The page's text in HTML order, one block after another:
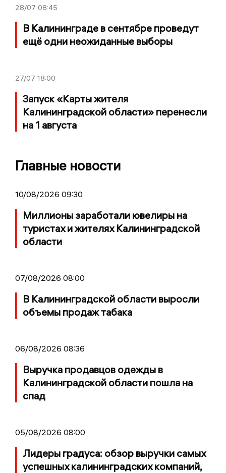
28/07 08:45
В Калининграде в сентябре проведут
ещё одни неожиданные выборы
27/07 18:00
Запуск «Карты жителя
Калининградской области» перенесли
на 1 августа
Главные новости
10/08/2026 09:30
Миллионы заработали ювелиры на
туристах и жителях Калининградской
области
07/08/2026 08:00
В Калининградской области выросли
объемы продаж табака
06/08/2026 08:36
Выручка продавцов одежды в
Калининградской области пошла на
спад
05/08/2026 08:00
Лидеры градуса: обзор выручки самых
успешных калининградских компаний,